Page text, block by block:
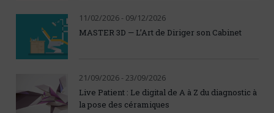
11/02/2026 - 09/12/2026
MASTER 3D — L’Art de Diriger son Cabinet
21/09/2026 - 23/09/2026
Live Patient : Le digital de A à Z du diagnostic à
la pose des céramiques